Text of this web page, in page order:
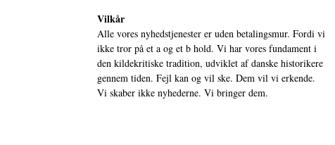
Vilkår
Alle vores nyhedstjenester er uden betalingsmur. Fordi vi
ikke tror på et a og et b hold. Vi har vores fundament i
den kildekritiske tradition, udviklet af danske historikere
gennem tiden. Fejl kan og vil ske. Dem vil vi erkende.
Vi skaber ikke nyhederne. Vi bringer dem.